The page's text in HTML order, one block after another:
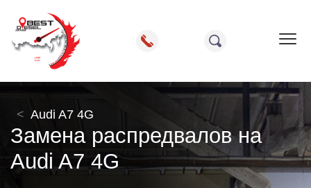
Audi A7 4G
Замена распредвалов на
Audi A7 4G